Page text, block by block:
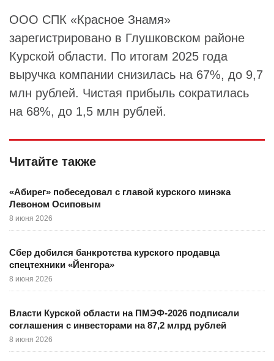
ООО СПК «Красное Знамя»
зарегистрировано в Глушковском районе
Курской области. По итогам 2025 года
выручка компании снизилась на 67%, до 9,7
млн рублей. Чистая прибыль сократилась
на 68%, до 1,5 млн рублей.
Читайте также
«Абирег» побеседовал с главой курского минэка
Левоном Осиповым
8 июня 2026
Сбер добился банкротства курского продавца
спецтехники «Йенгора»
8 июня 2026
Власти Курской области на ПМЭФ-2026 подписали
соглашения с инвесторами на 87,2 млрд рублей
8 июня 2026